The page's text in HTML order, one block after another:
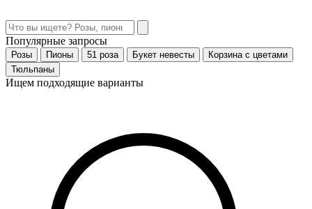
Популярные запросы
Розы Пионы 51 роза Букет невесты
Корзина с цветами
Тюльпаны
Ищем подходящие варианты